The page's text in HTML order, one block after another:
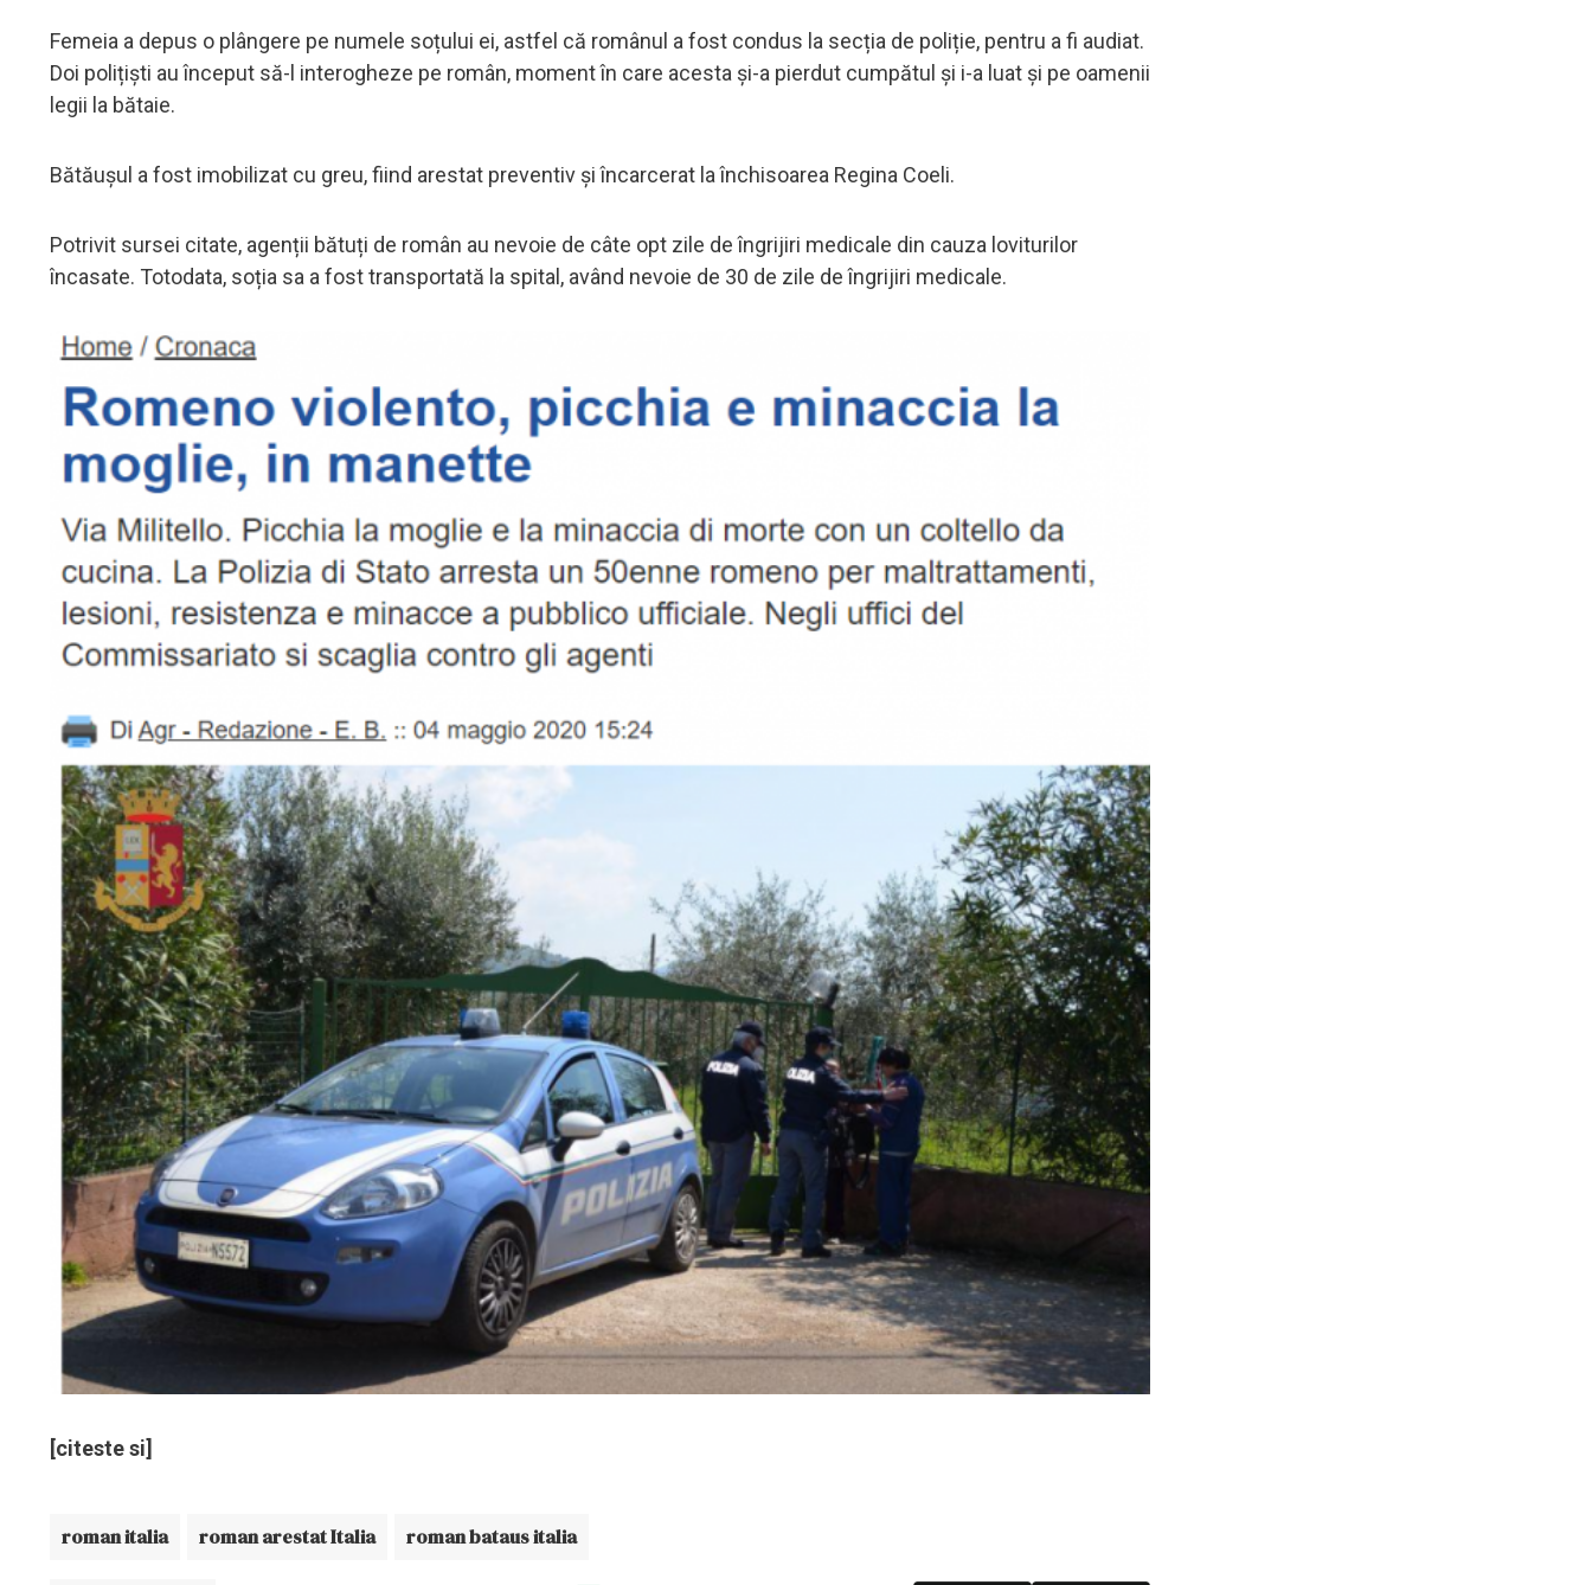
Femeia a depus o plângere pe numele soțului ei, astfel că românul a fost condus la secția de poliție, pentru a fi audiat.
Doi polițiști au început să-l interogheze pe român, moment în care acesta și-a pierdut cumpătul și i-a luat și pe oamenii
legii la bătaie.
Bătăușul a fost imobilizat cu greu, fiind arestat preventiv și încarcerat la închisoarea Regina Coeli.
Potrivit sursei citate, agenții bătuți de român au nevoie de câte opt zile de îngrijiri medicale din cauza loviturilor
încasate. Totodata, soția sa a fost transportată la spital, având nevoie de 30 de zile de îngrijiri medicale.
[citeste si]
roman italia roman arestat Italia roman bataus italia